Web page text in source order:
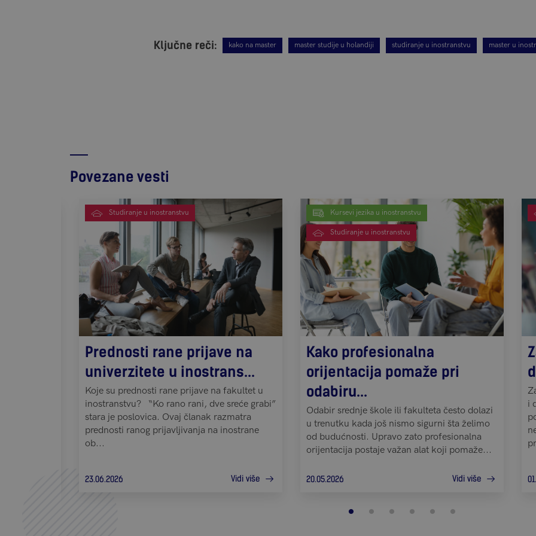
Ključne reči: kako na master master studije u holandiji studiranje u inostranstvu master u
Povezane vesti
Studiranje u inostranstvu
Prednosti rane prijave na
univerzitete u inostrans...
Koje su prednosti rane prijave na fakultet u
inostranstvu? “Ko rano rani, dve sreće grabi”
stara je poslovica. Ovaj članak razmatra
prednosti ranog prijavljivanja na inostrane
ob...
23.06.2026 Vidi više
Kursevi jezika u inostranstvu
Studiranje u inostranstvu
Kako profesionalna
orijentacija pomaže pri
odabiru...
Odabir srednje škole ili fakulteta često dolazi
u trenutku kada još nismo sigurni šta želimo
od budućnosti. Upravo zato profesionalna
orijentacija postaje važan alat koji pomaže...
20.05.2026 Vidi više
i